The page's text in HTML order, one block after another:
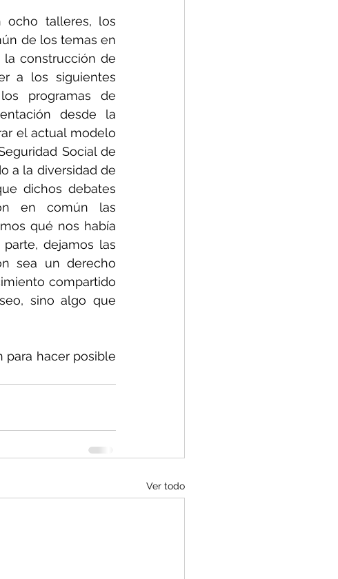
ocho talleres, los
de los temas en
la construcción de
a los siguientes
programas de
desde la
el actual modelo
Social de
a la diversidad de
dichos debates
en común las
qué nos había
dejamos las
sea un derecho
compartido
sino algo que
para hacer posible
Ver todo